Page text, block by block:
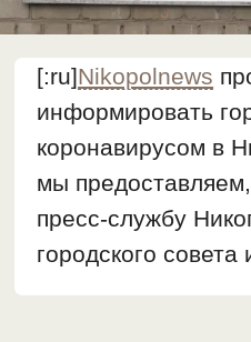
[:ru]Nikopolnews
информировать
коронавирусом в
мы
пресс-службу
городского